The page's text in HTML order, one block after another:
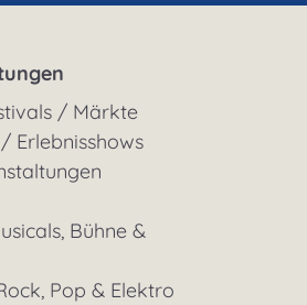
/ Märkte
Erlebnisshows
Bühne &
Pop & Elektro